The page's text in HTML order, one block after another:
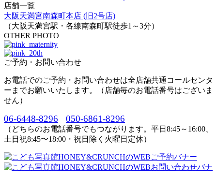
店舗一覧
大阪天満宮南森町本店 (旧2号店)
（大阪天満宮駅・各線南森町駅徒歩1～3分）
OTHER PHOTO
ご予約・お問い合わせ
お電話でのご予約・お問い合わせは全店舗共通コールセンタ
ーまでお願いいたします。（店舗毎のお電話番号はございま
せん）
06-6448-8296 050-6861-8296
（どちらのお電話番号でもつながります。平日8:45～16:00、
土日祝8:45〜18:00・祝日除く火曜日定休）